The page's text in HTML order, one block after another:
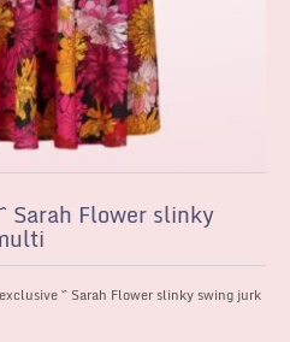
Sarah Flower slinky
~ Sarah Flower slinky swing jurk